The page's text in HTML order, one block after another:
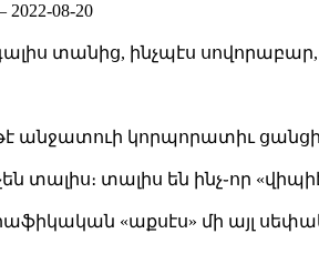
2022-08-20
տանից, ինչպէս
անջատուի կորպորատիւ
տալիս։ տալիս են ինչ֊որ
«աքսէս» մի այլ